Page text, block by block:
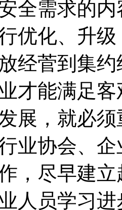
全需求的
优化、升
经菅到集
才能满足
展，就必
业协会、
，尽早建
人员学习